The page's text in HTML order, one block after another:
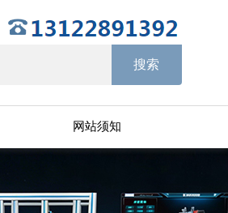
网站须知